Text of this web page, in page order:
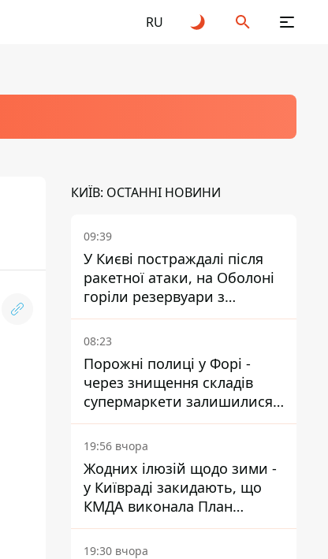
RU
КИЇВ: ОСТАННІ НОВИНИ
09:39
У Києві постраждалі після
ракетної атаки, на Оболоні
горіли резервуари з
паливом
08:23
Порожні полиці у Форі -
через знищення складів
супермаркети залишилися
без асортименту
19:56 вчора
Жодних ілюзій щодо зими -
у Київраді закидають, що
КМДА виконала План
стійкості на 20%
19:30 вчора